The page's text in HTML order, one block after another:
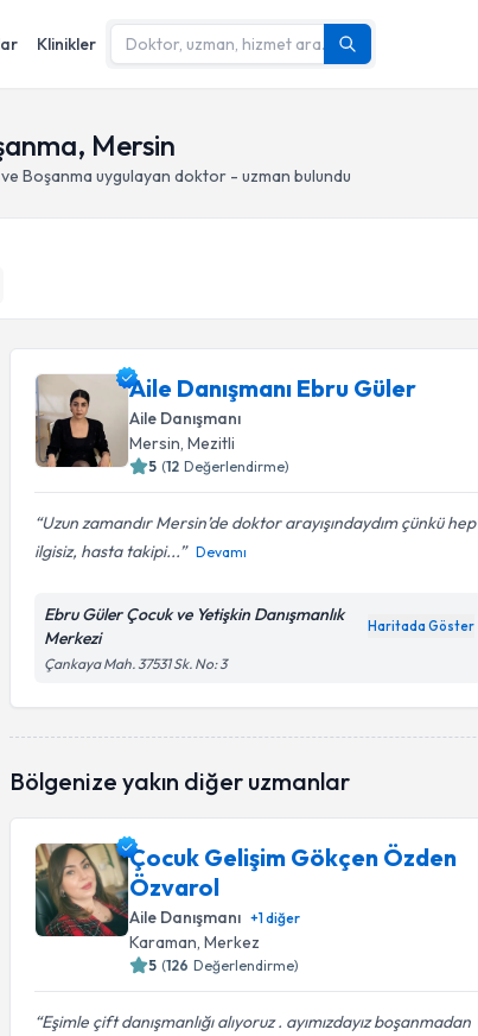
Klinikler
Mersin
Boşanma uygulayan doktor - uzman bulundu
Aile Danışmanı Ebru Güler
Aile Danışmanı
Mersin, Mezitli
5 (12 Değerlendirme)
Uzun zamandır Mersin’de doktor arayışındaydım çünkü hep
ilgisiz, hasta takipi...
Devamı
Ebru Güler Çocuk ve Yetişkin Danışmanlık
Merkezi
Haritada Göster
Çankaya Mah. 37531 Sk. No: 3
Bölgenize yakın diğer uzmanlar
Çocuk Gelişim Gökçen Özden
Özvarol
Aile Danışmanı +1diğer
Karaman, Merkez
5 (126 Değerlendirme)
Eşimle çift danışmanlığı alıyoruz . ayımızdayız boşanmadan